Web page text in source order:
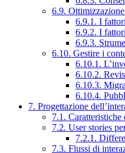
6.9.
6.9.1. I fattori
6.9.2. I fattori
6.9.3.
6.10. Gestire i
6.10.1.
6.10.2.
6.10.3.
6.10.4.
7. Progettazione
7.1. Caratteristiche
7.2. User stories
7.2.1.
7.3. Flussi di